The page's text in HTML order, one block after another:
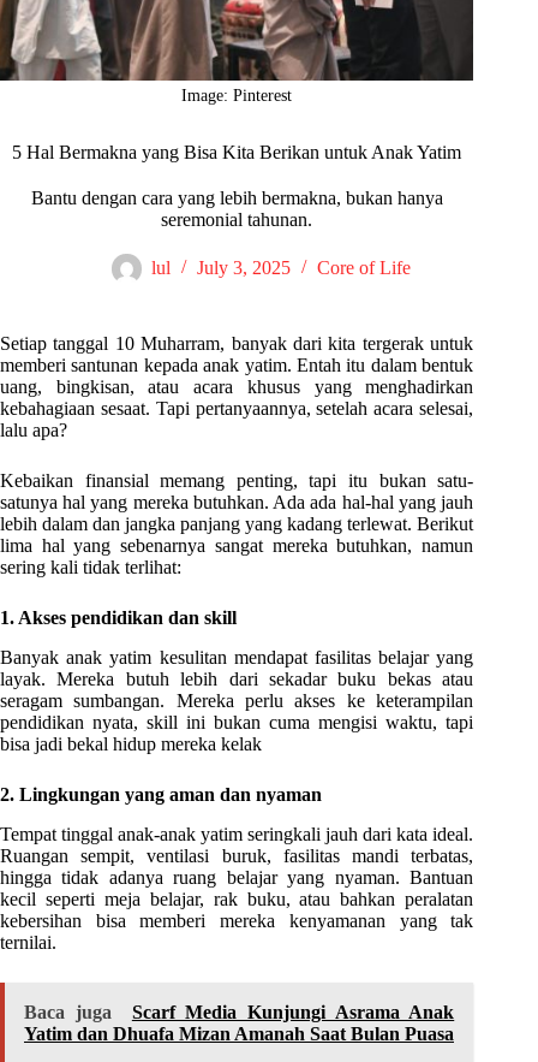
Image: Pinterest
5 Hal Bermakna yang Bisa Kita Berikan untuk Anak Yatim
Bantu dengan cara yang lebih bermakna, bukan hanya
seremonial tahunan.
lul July 3, 2025 Core of Life
Setiap tanggal 10 Muharram, banyak dari kita tergerak untuk
memberi santunan kepada anak yatim. Entah itu dalam bentuk
uang, bingkisan, atau acara khusus yang menghadirkan
kebahagiaan sesaat. Tapi pertanyaannya, setelah acara selesai,
lalu apa?
Kebaikan finansial memang penting, tapi itu bukan satu-
satunya hal yang mereka butuhkan. Ada ada hal-hal yang jauh
lebih dalam dan jangka panjang yang kadang terlewat. Berikut
lima hal yang sebenarnya sangat mereka butuhkan, namun
sering kali tidak terlihat:
1. Akses pendidikan dan skill
Banyak anak yatim kesulitan mendapat fasilitas belajar yang
layak. Mereka butuh lebih dari sekadar buku bekas atau
seragam sumbangan. Mereka perlu akses ke keterampilan
pendidikan nyata, skill ini bukan cuma mengisi waktu, tapi
bisa jadi bekal hidup mereka kelak
2. Lingkungan yang aman dan nyaman
Tempat tinggal anak-anak yatim seringkali jauh dari kata ideal.
Ruangan sempit, ventilasi buruk, fasilitas mandi terbatas,
hingga tidak adanya ruang belajar yang nyaman. Bantuan
kecil seperti meja belajar, rak buku, atau bahkan peralatan
kebersihan bisa memberi mereka kenyamanan yang tak
ternilai.
Baca juga
Scarf Media Kunjungi Asrama Anak
Yatim dan Dhuafa Mizan Amanah Saat Bulan Puasa